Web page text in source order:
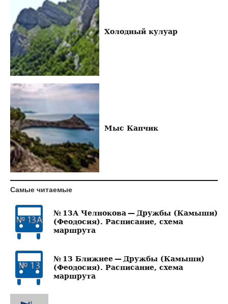
Холодный кулуар
Мыс Капчик
Самые читаемые
№ 13А Челнокова — Дружбы (Камыши)
(Феодосия). Расписание, схема
маршрута
№ 13 Ближнее — Дружбы (Камыши)
(Феодосия). Расписание, схема
маршрута